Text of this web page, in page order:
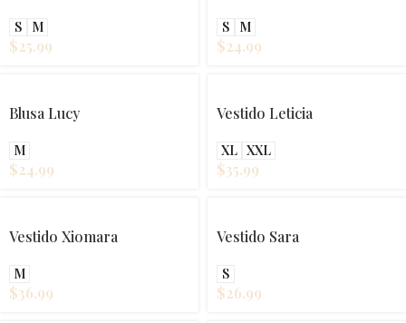
S M
$25.99
S M
$24.99
Blusa Lucy
M
$24.99
Vestido Leticia
XL XXL
$35.99
Vestido Xiomara
M
$36.99
Vestido Sara
S
$26.99